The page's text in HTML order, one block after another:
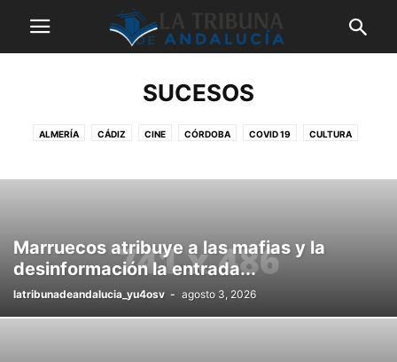
SUCESOS
ALMERÍA CÁDIZ CINE CÓRDOBA COVID 19 CULTURA
HUELVA JAEN MÁLAGA OPINIÓN PARLAMENTO ANDALUZ
Marruecos atribuye a las mafias y la
desinformación la entrada...
latribunadeandalucia_yu4osv - agosto 3, 2026